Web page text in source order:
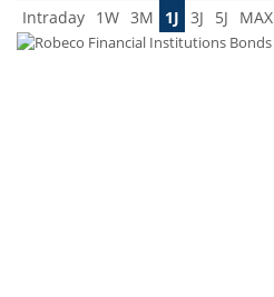
Intraday 1W 3M 1J 3J 5J MAX